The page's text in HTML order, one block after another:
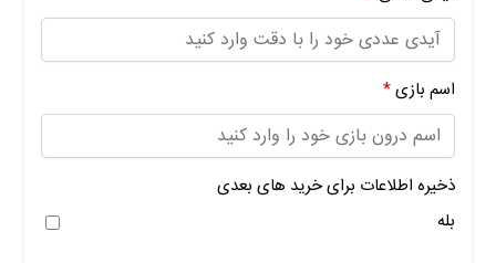
اسم بازی*
ذخیره اطلاعات برای خرید های بعدی
بله